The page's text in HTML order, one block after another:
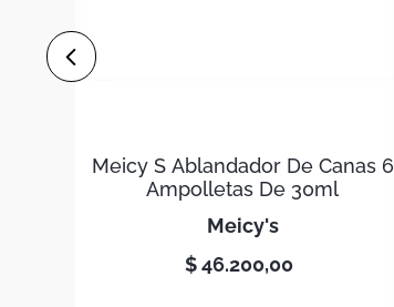
Meicy S Ablandador De Canas 6
Ampolletas De 30ml
meicy's
$ 46.200,00